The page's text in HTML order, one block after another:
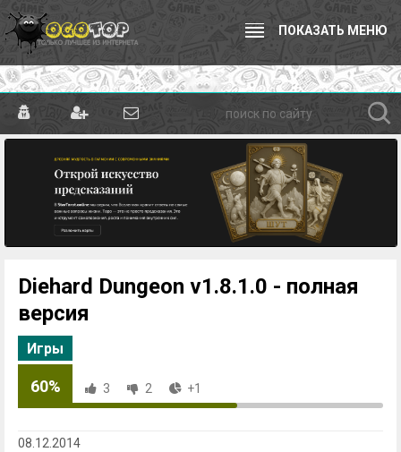
ПОКАЗАТЬ МЕНЮ
Diehard Dungeon v1.8.1.0 - полная
версия
Игры
60% 3 2 +1
08.12.2014